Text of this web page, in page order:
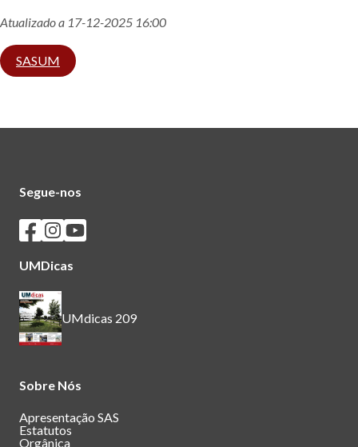
Atualizado a 17-12-2025 16:00
SASUM
Segue-nos
Seguir os SASUM no Facebook
Seguir os SASUM no Instagram
Seguir os SASUM no Youtube
UMDicas
UMdicas 209
Sobre Nós
Apresentação SAS
Estatutos
Orgânica